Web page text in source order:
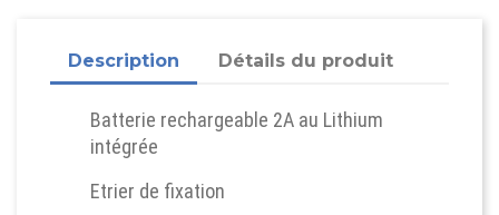
Description Détails du produit
Batterie rechargeable 2A au Lithium
intégrée
Etrier de fixation